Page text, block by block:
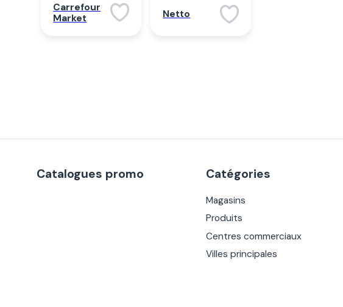
Carrefour
Market
Netto
Catalogues promo Catégories
Magasins
Produits
Centres commerciaux
Villes principales